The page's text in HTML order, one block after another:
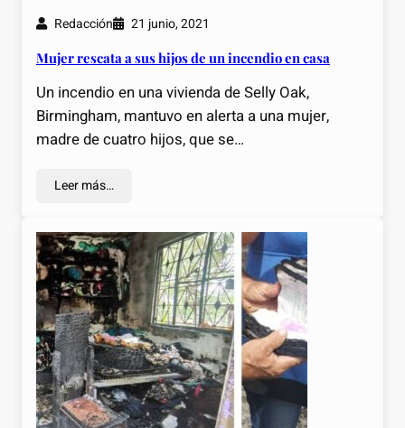
Redacción 21 junio, 2021
Mujer rescata a sus hijos de un incendio en casa
Un incendio en una vivienda de Selly Oak,
Birmingham, mantuvo en alerta a una mujer,
madre de cuatro hijos, que se…
Leer más…